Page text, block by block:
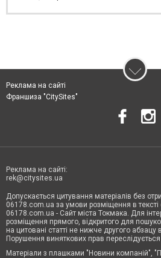
Реклама на сайті
Франшиза "CitySites"
Реклама на сайті:
rek@citysites.ua
Допускається цитування матеріалів без
06178.com.ua за умови розміщення в
06178.com.ua - Сайт міста Токмака. Для
розміщення прямого, відкритого для
на цитовані статті не нижче другого абзацу
Порушення виняткових прав
Матеріали з плашками "Новини компаній",